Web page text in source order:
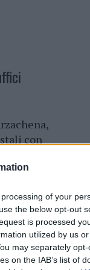
of your
the below opt-out
is processed
utilized by us
may separately
on the IAB’s list of
con
scorso
il